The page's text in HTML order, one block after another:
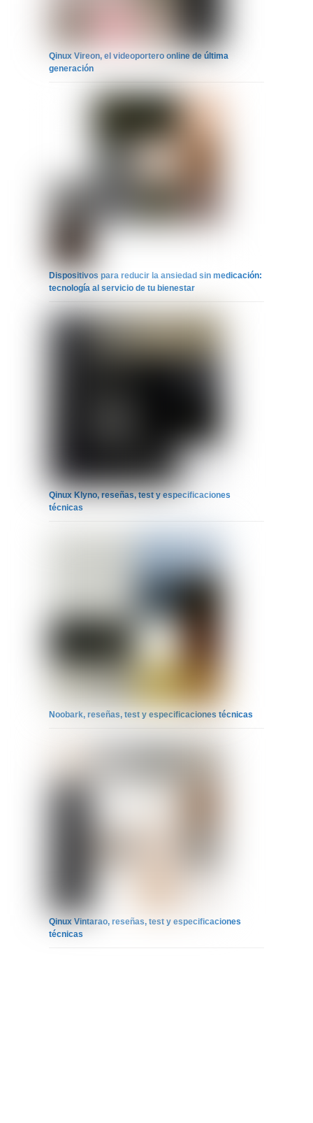
Qinux Vireon, el videoportero online de última
generación
Dispositivos para reducir la ansiedad sin medicación:
tecnología al servicio de tu bienestar
Qinux Klyno, reseñas, test y especificaciones
técnicas
Noobark, reseñas, test y especificaciones técnicas
Qinux Vintarao, reseñas, test y especificaciones
técnicas